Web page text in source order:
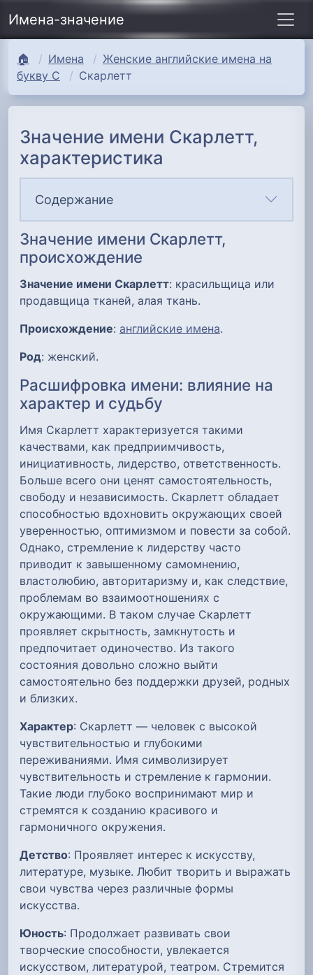
Имена-значение
🏠 Имена
Женские английские имена на
букву С
Скарлетт
Значение имени Скарлетт,
характеристика
Содержание
Значение имени Скарлетт,
происхождение
Значение имени Скарлетт: красильщица или
продавщица тканей, алая ткань.
Происхождение: английские имена.
Род: женский.
Расшифровка имени: влияние на
характер и судьбу
Имя Скарлетт характеризуется такими
качествами, как предприимчивость,
инициативность, лидерство, ответственность.
Больше всего они ценят самостоятельность,
свободу и независимость. Скарлетт обладает
способностью вдохновить окружающих своей
уверенностью, оптимизмом и повести за собой.
Однако, стремление к лидерству часто
приводит к завышенному самомнению,
властолюбию, авторитаризму и, как следствие,
проблемам во взаимоотношениях с
окружающими. В таком случае Скарлетт
проявляет скрытность, замкнутость и
предпочитает одиночество. Из такого
состояния довольно сложно выйти
самостоятельно без поддержки друзей, родных
и близких.
Характер: Скарлетт — человек с высокой
чувствительностью и глубокими
переживаниями. Имя символизирует
чувствительность и стремление к гармонии.
Такие люди глубоко воспринимают мир и
стремятся к созданию красивого и
гармоничного окружения.
Детство: Проявляет интерес к искусству,
литературе, музыке. Любит творить и выражать
свои чувства через различные формы
искусства.
Юность: Продолжает развивать свои
творческие способности, увлекается
искусством, литературой, театром. Стремится